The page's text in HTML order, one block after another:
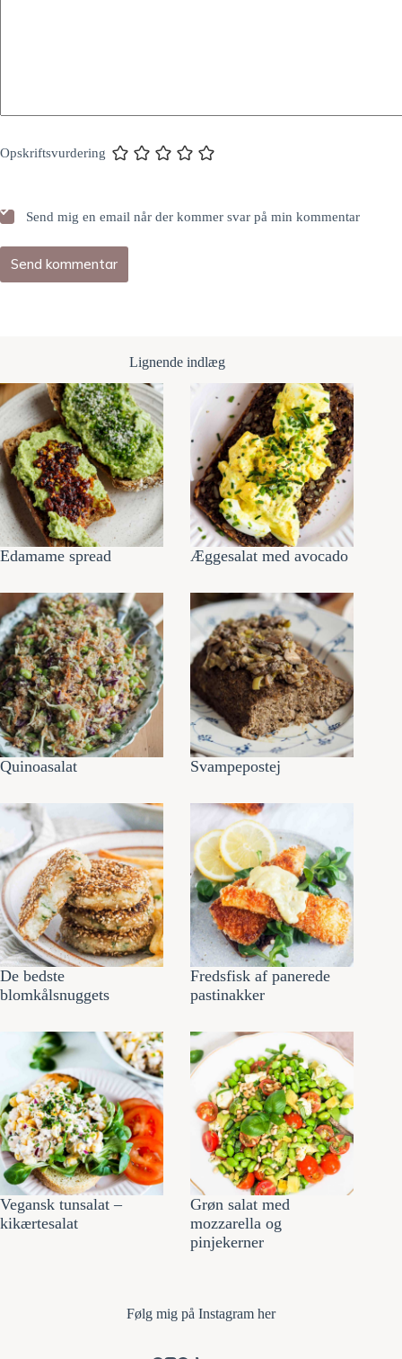
Opskriftsvurdering
Send mig en email når der kommer svar på min kommentar
Send kommentar
Lignende indlæg
Edamame spread Æggesalat med avocado
Quinoasalat Svampepostej
De bedste
blomkålsnuggets
Fredsfisk af panerede
pastinakker
Vegansk tunsalat –
kikærtesalat
Grøn salat med
mozzarella og
pinjekerner
Følg mig på Instagram her